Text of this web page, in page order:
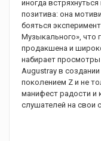
иногда
позитива: она
бояться
Музыкального», что
продакшена и
набирает
Augustray в
поколением Z и не
манифест радости и
слушателей на свои